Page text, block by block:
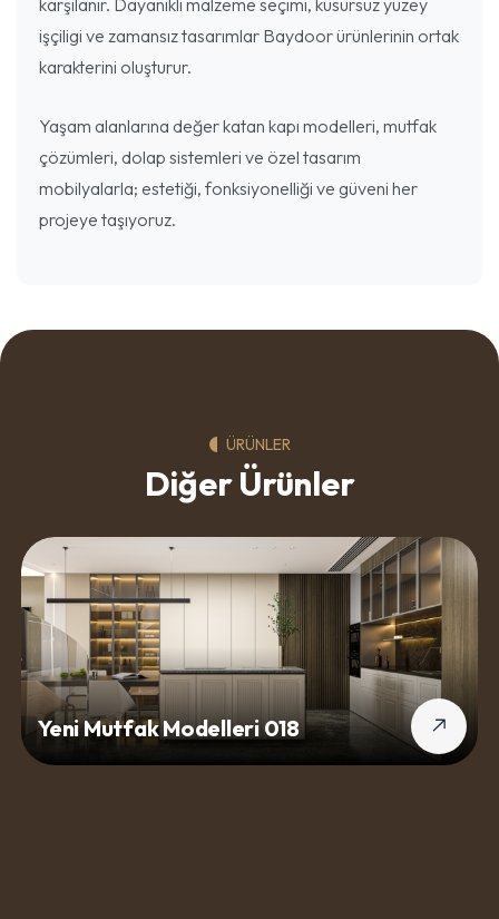
karşılanır. Dayanıklı malzeme seçimi, kusursuz yüzey
işçiligi ve zamansız tasarımlar Baydoor ürünlerinin ortak
karakterini oluşturur.
Yaşam alanlarına değer katan kapı modelleri, mutfak
çözümleri, dolap sistemleri ve özel tasarım
mobilyalarla; estetiği, fonksiyonelliği ve güveni her
projeye taşıyoruz.
ÜRÜNLER
Diğer Ürünler
Yeni Mutfak Modelleri 018